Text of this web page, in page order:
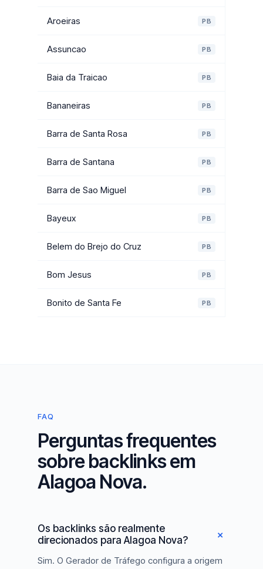
Aroeiras PB
Assuncao PB
Baia da Traicao PB
Bananeiras PB
Barra de Santa Rosa PB
Barra de Santana PB
Barra de Sao Miguel PB
Bayeux PB
Belem do Brejo do Cruz PB
Bom Jesus PB
Bonito de Santa Fe PB
FAQ
Perguntas frequentes
sobre backlinks em
Alagoa Nova.
Os backlinks são realmente
direcionados para Alagoa Nova?
Sim. O Gerador de Tráfego configura a origem